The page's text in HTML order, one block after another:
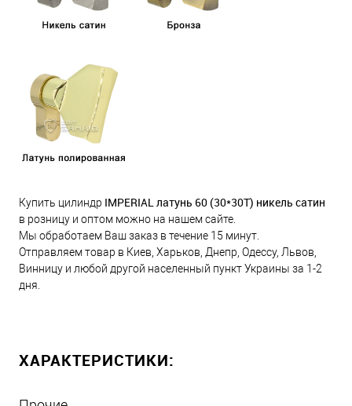
Купить цилиндр IMPERIAL латунь 60 (30*30Т) никель сатин
в розницу и оптом можно на нашем сайте.
Мы обработаем Ваш заказ в течение 15 минут.
Отправляем товар в Киев, Харьков, Днепр, Одессу, Львов,
Винницу и любой другой населенный пункт Украины за 1-2
дня.
ХАРАКТЕРИСТИКИ: